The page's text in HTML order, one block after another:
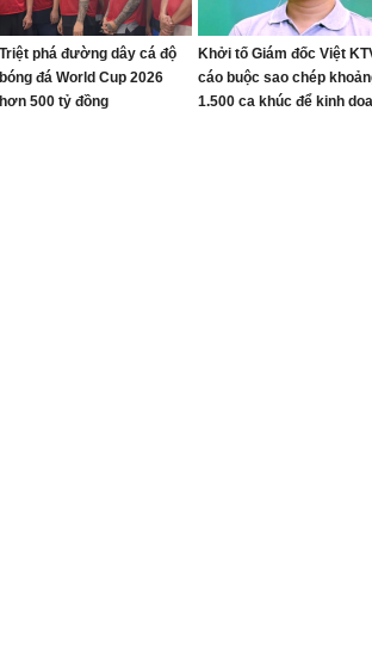
Triệt phá đường dây cá độ
bóng đá World Cup 2026
hơn 500 tỷ đồng
Khởi tố Giám đốc Việt
cáo buộc sao chép
1.500 ca khúc để kinh